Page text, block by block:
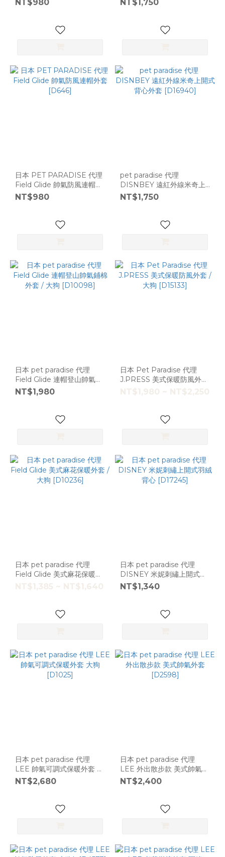
NT$980 NT$1,750
日本 PET PARADISE 代理
Field Glide 帥氣防風連帽外
套 [D646]
NT$980
pet paradise 代理
DISNBEY 遠紅外線米奇上
開式背心外套 [D16940]
NT$1,750
日本 pet paradise 代理
Field Glide 連帽登山帥氣鋪
棉外套 / 大狗 [D10098]
NT$1,980
日本 Pet Paradise 代理
J.PRESS 美式保暖防風外套
/ 大狗 [D15133]
NT$1,980 ~ NT$2,250
日本 pet paradise 代理
Field Glide 美式麻花保暖外
套 / 大狗 [D10236]
NT$1,385 ~ NT$1,640
日本 pet paradise 代理
DISNEY 米妮刺繡上開式羽
絨背心 [D17245]
NT$1,340
日本 pet paradise 代理
LEE 帥氣可調式保暖外套 大
狗 [D1025]
NT$2,680
日本 pet paradise 代理
LEE 外出散步款 美式帥氣外
套 [D2598]
NT$2,400